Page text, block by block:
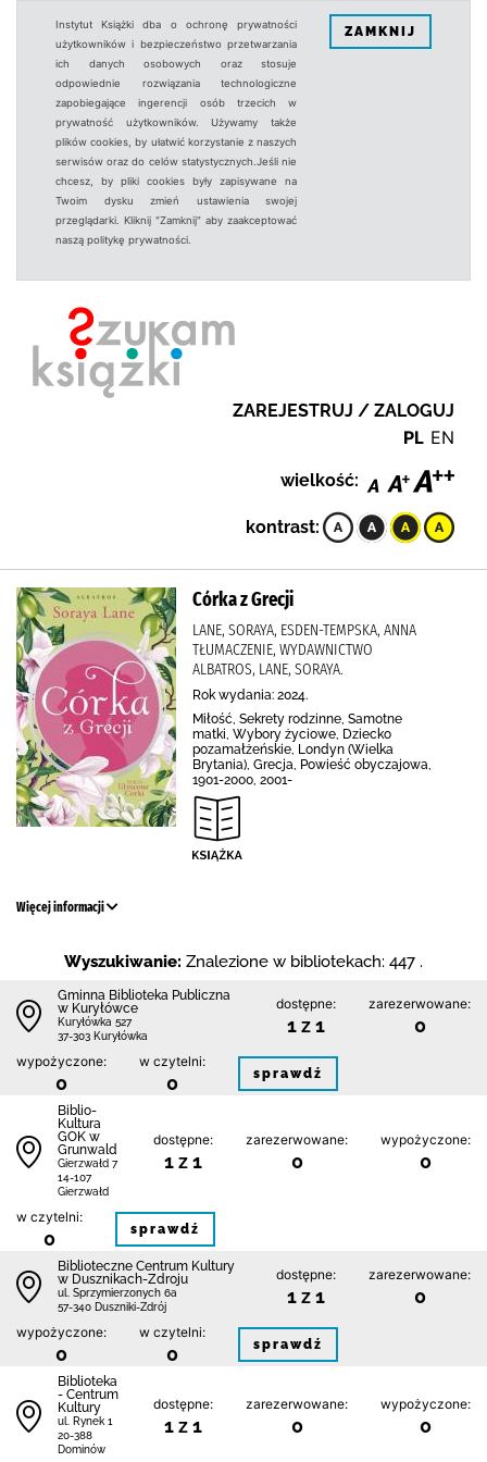
Instytut Książki dba o ochronę prywatności
użytkowników i bezpieczeństwo przetwarzania
ich danych osobowych oraz stosuje
odpowiednie rozwiązania technologiczne
zapobiegające ingerencji osób trzecich w
prywatność użytkowników. Używamy także
plików cookies, by ułatwić korzystanie z naszych
serwisów oraz do celów statystycznych.Jeśli nie
chcesz, by pliki cookies były zapisywane na
Twoim dysku zmień ustawienia swojej
przeglądarki. Kliknij "Zamknij" aby zaakceptować
naszą politykę prywatności.
ZAMKNIJ
ZAREJESTRUJ / ZALOGUJ
PL EN
wielkość:
kontrast:
Córka z Grecji
LANE, SORAYA, ESDEN-TEMPSKA, ANNA
TŁUMACZENIE, WYDAWNICTWO
ALBATROS, LANE, SORAYA.
Rok wydania: 2024.
Miłość, Sekrety rodzinne, Samotne
matki, Wybory życiowe, Dziecko
pozamałżeńskie, Londyn (Wielka
Brytania), Grecja, Powieść obyczajowa,
1901-2000, 2001-
Więcej informacji
Wyszukiwanie: Znalezione w bibliotekach: 447 .
Gminna Biblioteka Publiczna
w Kuryłówce
Kuryłówka 527
37-303 Kuryłówka
dostępne:
1 z 1
zarezerwowane:
0
wypożyczone:
0
w czytelni:
0 sprawdź
Biblio-
Kultura
GOK w
Grunwald
Gierzwałd 7
14-107
Gierzwałd
dostępne:
1 z 1
zarezerwowane:
0
wypożyczone:
0
w czytelni:
0 sprawdź
Biblioteczne Centrum Kultury
w Dusznikach-Zdroju
ul. Sprzymierzonych 6a
57-340 Duszniki-Zdrój
dostępne:
1 z 1
zarezerwowane:
0
wypożyczone:
0
w czytelni:
0 sprawdź
Biblioteka
- Centrum
Kultury
ul. Rynek 1
20-388
Dominów
dostępne:
1 z 1
zarezerwowane:
0
wypożyczone:
0